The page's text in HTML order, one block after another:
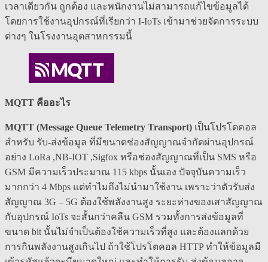
เวลาเดียวกัน ถูกต้อง และพนักงานไม่สามารถแก้ไขข้อมูลได้
โดยการใช้งานอุปกรณ์ที่เรียกว่า I-IoTs เข้ามาช่วยจัดการระบบ
ต่างๆ ในโรงงานอุตสาหกรรมนี้
MQTT คืออะไร
MQTT (Message Queue Telemetry Transport) เป็นโปรโตคอล
สำหรับ รับ-ส่งข้อมูล ที่มีขนาดช่องสัญญาณจำกัดผ่านอุปกรณ์
อย่าง LoRa ,NB-IOT ,Sigfox หรือช่องสัญญาณที่เป็น SMS หรือ
GSM มีความเร็วประมาณ 115 kbps นั้นเอง ปัจจุบันความเร็ว
มากกว่า 4 Mbps แต่ทำไมถึงไม่นำมาใช้งาน เพราะว่าตัวรับส่ง
สัญญาณ 3G – 5G ต้องใช้พลังงานสูง ระยะห่างของเสาสัญญาณ
กับอุปกรณ์ IoTs จะสั้นกว่าคลืน GSM รวมทั้งการส่งข้อมูลที่
ขนาด bit นั้นไม่จำเป็นต้องใช้ความเร็วที่สูง และต้องแลกด้วย
การกินพลังงานสูงเกินไป ถ้าใช้โปรโตคอล HTTP ทำให้ข้อมูลมี